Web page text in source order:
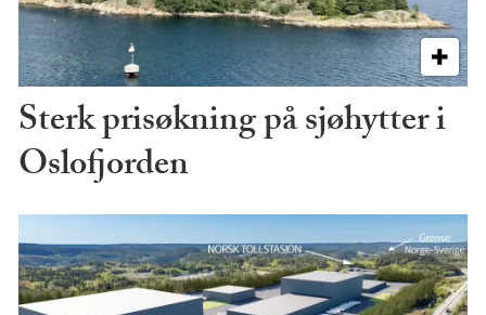
Sterk prisøkning på sjøhytter i
Oslofjorden